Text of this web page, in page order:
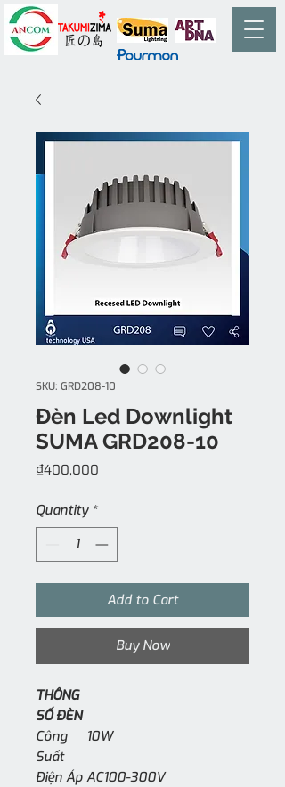
SKU: GRD208-10
Đèn Led Downlight
SUMA GRD208-10
₫400,000
Quantity *
Add to Cart
Buy Now
THÔNG
SỐ ĐÈN
Công
Suất
10W
Điện Áp AC100-300V